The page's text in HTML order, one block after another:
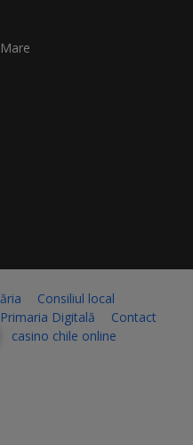
Consiliul local
Primaria Digitală
Contact
casino chile online